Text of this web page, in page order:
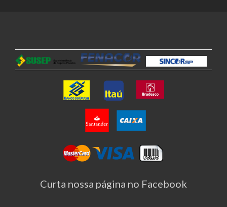
Curta nossa página no Facebook